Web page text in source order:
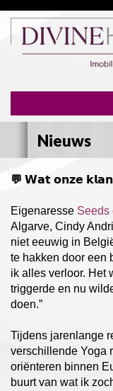
Nieuws
💬 𝗪𝗮𝘁 𝗼𝗻𝘇𝗲
Eigenaresse Seeds
Algarve, Cindy
niet eeuwig in
te hakken door een
ik alles verloor. Het
triggerde en nu
doen.”
Tijdens jarenlange
verschillende Yoga
oriënteren binnen
buurt van wat ik